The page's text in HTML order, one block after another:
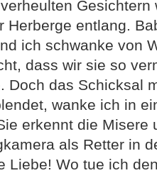
Gesichtern
Herberge entlang.
ich schwanke von
dass wir sie so
Doch das Schicksal
wanke ich in
erkennt die Misere
als Retter in
Liebe! Wo tue ich